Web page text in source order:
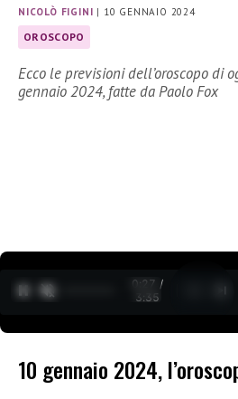
NICOLÒ FIGINI | 10 GENNAIO 2024
OROSCOPO
Ecco le previsioni dell’oroscopo di
gennaio 2024, fatte da Paolo Fox
0:27 /
3:35
10 gennaio 2024,